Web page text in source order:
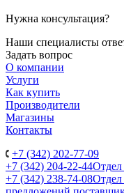
Нужна консультация?
Наши специалисты
Задать вопрос
О компании
Услуги
Как купить
Производители
Магазины
Контакты
+7 (342) 202-77-09
+7 (342) 204-22-44Отдел
+7 (342) 238-74-08Отдел